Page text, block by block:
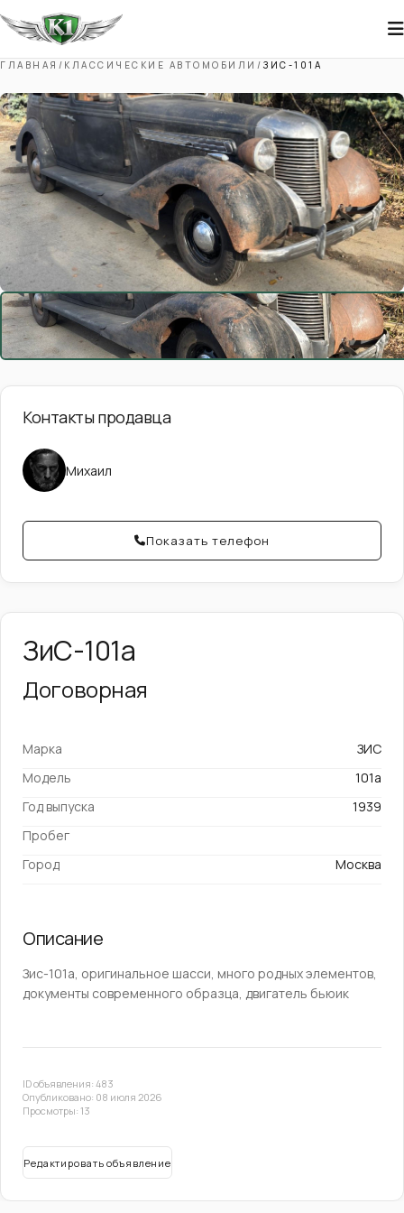
ГЛАВНАЯ / КЛАССИЧЕСКИЕ АВТОМОБИЛИ / ЗИС-101А
Контакты продавца
Михаил
Показать телефон
ЗиС-101а
Договорная
Марка
ЗИС
Модель
101а
Год выпуска
1939
Пробег
Город
Москва
Описание
Зис-101а, оригинальное шасси, много родных элементов,
документы современного образца, двигатель бьюик
ID объявления: 483
Опубликовано: 08 июля 2026
Просмотры: 13
Редактировать объявление